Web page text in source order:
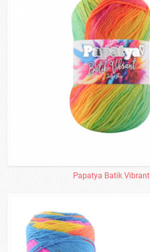
Papatya Batik Vibrant